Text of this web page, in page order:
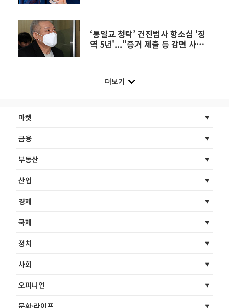
‘통일교 청탁’ 건진법사 항소심 '징
역 5년'..."증거 제출 등 감면 사유
더보기
마켓
금융
부동산
산업
경제
국제
정치
사회
오피니언
문화·라이프